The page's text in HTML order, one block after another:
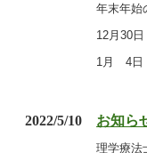
年末年始
12月30
1月 4日
2022/5/10 お知ら
理学療法